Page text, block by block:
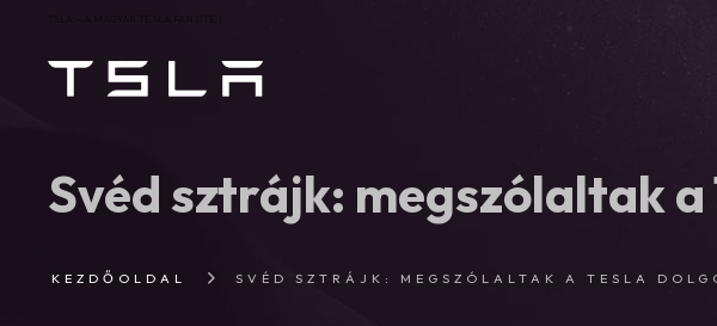
Svéd sztrájk: megszólaltak a
KEZDŐOLDAL SVÉD SZTRÁJK: MEGSZÓLALTAK A TESLA